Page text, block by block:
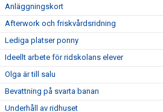
Anläggningskort
Afterwork och friskvårdsridning
Lediga platser ponny
Ideellt arbete för ridskolans elever
Olga är till salu
Bevattning på svarta banan
Underhåll av ridhuset